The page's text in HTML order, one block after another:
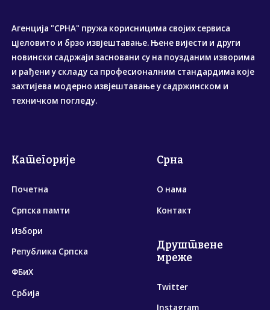
Агенција "СРНА" пружа корисницима својих сервиса
цјеловито и брзо извјештавање. Њене вијести и други
новински садржаји засновани су на поузданим изворима
и рађени у складу са професионалним стандардима које
захтијева модерно извјештавање у садржинском и
техничком погледу.
Категорије
Почетна
Српска памти
Избори
Република Српска
ФБиХ
Србија
Срна
О нама
Контакт
Друштвене
мреже
Twitter
Instagram